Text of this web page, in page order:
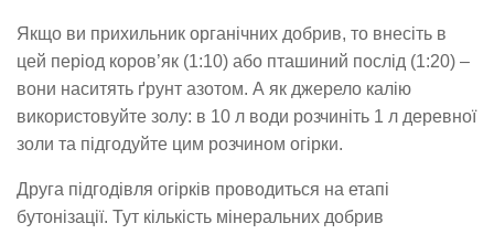
Якщо ви прихильник органічних добрив, то внесіть в
цей період коров’як (1:10) або пташиний послід (1:20) –
вони наситять ґрунт азотом. А як джерело калію
використовуйте золу: в 10 л води розчиніть 1 л деревної
золи та підгодуйте цим розчином огірки.
Друга підгодівля огірків проводиться на етапі
бутонізації. Тут кількість мінеральних добрив